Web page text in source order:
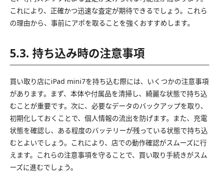
これにより、正確かつ迅速な査定が期待できるでしょう。これら
の理由から、事前にアポを取ることを強くおすすめします。
5.3. 持ち込み時の注意事項
買い取り店にiPad mini7を持ち込む際には、いくつかの注意事項
があります。まず、本体や付属品を清掃し、綺麗な状態で持ち込
むことが重要です。次に、必要なデータのバックアップを取り、
初期化しておくことで、個人情報の流出を防げます。また、充電
状態を確認し、ある程度のバッテリーが残っている状態で持ち込
むとよいでしょう。これにより、店での動作確認がスムーズに行
えます。これらの注意事項を守ることで、買い取り手続きがスム
ーズに進むでしょう。